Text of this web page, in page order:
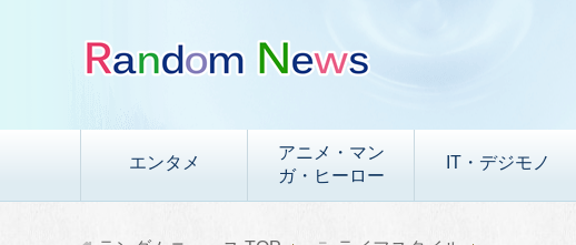
エンタメ
アニメ・マン
ガ・ヒーロー
IT・デジモノ